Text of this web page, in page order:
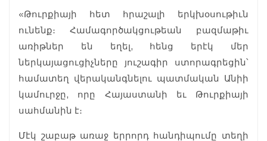
«Թուրքիայի հետ հրաշալի երկխօսութիւն
ունենք։ Համագործակցութեան բազմաթիւ
առիթներ են եղել, հենց երէկ մեր
ներկայացուցիչները յուշագիր ստորագրեցին՝
համատեղ վերականգնելու պատմական Անիի
կամուրջը, որը Հայաստանի եւ Թուրքիայի
սահմանին է։
Մէկ շաբաթ առաջ երրորդ հանդիպումը տեղի